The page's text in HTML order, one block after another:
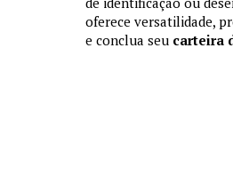
oferece versatilidade,
e conclua seu carteira